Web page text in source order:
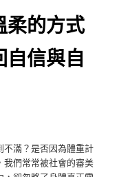
柔的方式
信與自
滿？是否因為體重計
我們常常被社會的審美